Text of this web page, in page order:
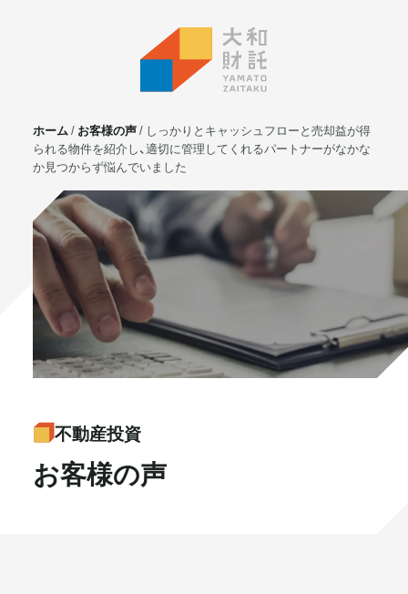
サービス
不動産投資
⼟地活⽤
マンション管理
賃貸管理
実需用戸建・マンション
書籍・メディア
セミナー
ホーム お客様の声
しっかりとキャッシュフローと売却益が得
られる物件を紹介し、適切に管理してくれるパートナーがなかな
か見つからず悩んでいました
不動産投資
お客様の声